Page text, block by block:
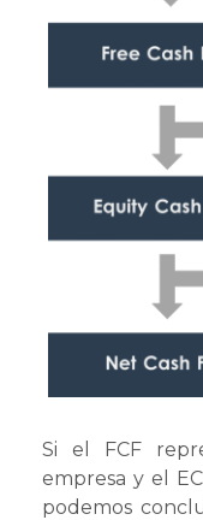
Si el FCF
empresa y el
podemos